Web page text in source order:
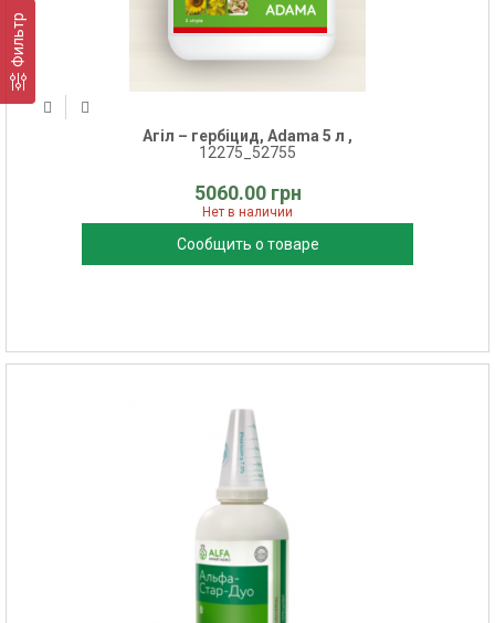
Фильтр
Агіл – гербіцид, Adama 5 л ,
12275_52755
5060.00 грн
Нет в наличии
Сообщить о товаре